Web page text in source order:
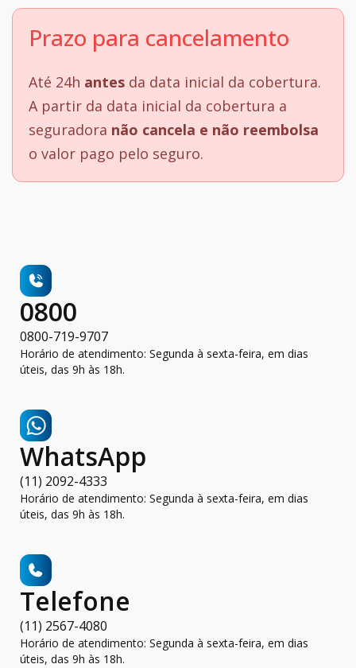
Prazo para cancelamento
Até 24h antes da data inicial da cobertura.
A partir da data inicial da cobertura a
seguradora não cancela e não reembolsa
o valor pago pelo seguro.
0800
0800-719-9707
Horário de atendimento: Segunda à sexta-feira, em dias
úteis, das 9h às 18h.
WhatsApp
(11) 2092-4333
Horário de atendimento: Segunda à sexta-feira, em dias
úteis, das 9h às 18h.
Telefone
(11) 2567-4080
Horário de atendimento: Segunda à sexta-feira, em dias
úteis, das 9h às 18h.